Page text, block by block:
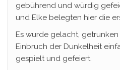
gebührend und würdig
und Elke belegten hier die
Es wurde gelacht,
Einbruch der Dunkelheit
gespielt und gefeiert.